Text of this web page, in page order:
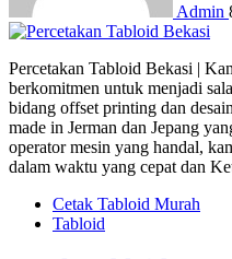
Admin
Percetakan Tabloid Bekasi |
berkomitmen untuk menjadi
bidang offset printing dan
made in Jerman dan Jepang
operator mesin yang handal,
dalam waktu yang cepat dan
Cetak Tabloid Murah
Tabloid